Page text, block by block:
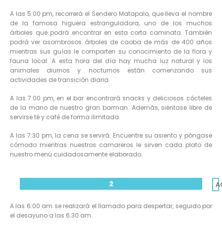
A las 5:00 pm, recorrerá el Sendero Matapalo, que lleva el nombre
de la famosa higuera estranguladora, uno de los muchos
árboles que podrá encontrar en esta corta caminata. También
podrá ver asombrosos árboles de caoba de más de 400 años
mientras sus guías le comparten su conocimiento de la flora y
fauna local. A esta hora del día hay mucha luz natural y los
animales diurnos y nocturnos están comenzando sus
actividades de transición diaria.
A las 7:00 pm, en el bar encontrará snacks y deliciosos cócteles
de la mano de nuestro gran barman. Además, siéntase libre de
servirse té y café de forma ilimitada.
A las 7:30 pm, la cena se servirá. Encuentre su asiento y póngase
cómodo mientras nuestros camareros le sirven cada plato de
nuestro menú cuidadosamente elaborado.
2
A las 6:00 am se realizará el llamado para despertar, seguido por
el desayuno a las 6:30 am.